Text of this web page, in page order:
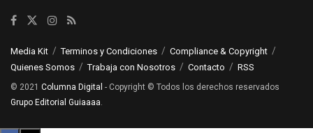
Media Kit Terminos y Condiciones
Compliance & Copyright
Quienes Somos
Trabaja con Nosotros Contacto RSS
© 2021 Columna Digital - Copyright © Todos los derechos reservados
Grupo Editorial Guiaaaa.